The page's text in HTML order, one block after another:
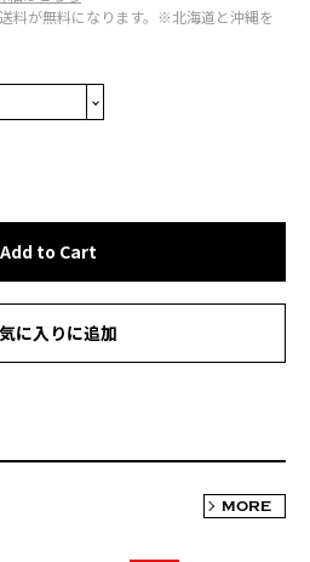
料が無料になります。※北海道と沖縄を
Add to Cart
に入りに追加
MORE